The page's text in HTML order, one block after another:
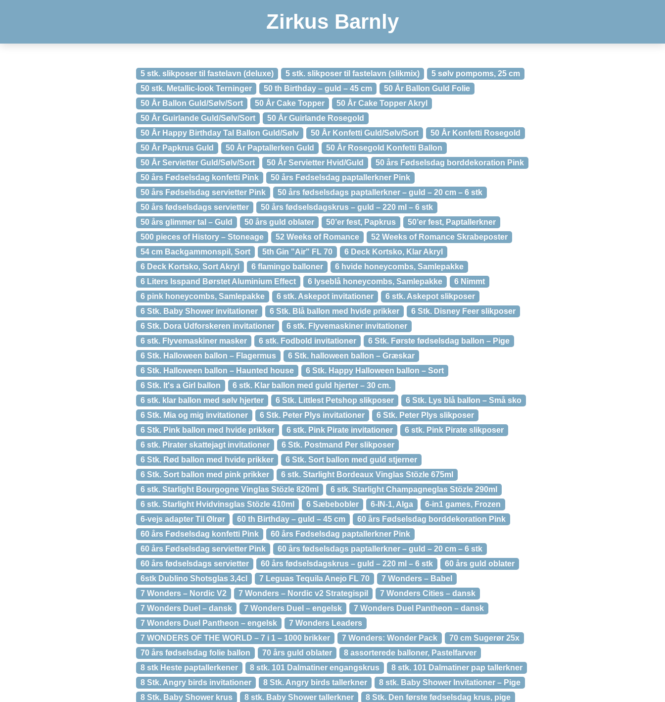
Zirkus Barnly
5 stk. slikposer til fastelavn (deluxe) 5 stk. slikposer til fastelavn (slikmix)
5 sølv pompoms, 25 cm
50 stk. Metallic-look Terninger
50 th Birthday – guld – 45 cm
50 År Ballon Guld Folie
50 År Ballon Guld/Sølv/Sort
50 År Cake Topper
50 År Cake Topper Akryl
50 År Guirlande Guld/Sølv/Sort
50 År Guirlande Rosegold
50 År Happy Birthday Tal Ballon Guld/Sølv
50 År Konfetti Guld/Sølv/Sort
50 År Konfetti Rosegold
50 År Papkrus Guld
50 År Paptallerken Guld
50 År Rosegold Konfetti Ballon
50 År Servietter Guld/Sølv/Sort
50 År Servietter Hvid/Guld
50 års Fødselsdag borddekoration Pink
50 års Fødselsdag konfetti Pink
50 års Fødselsdag paptallerkner Pink
50 års Fødselsdag servietter Pink
50 års fødselsdags paptallerkner – guld – 20 cm – 6 stk
50 års fødselsdags servietter
50 års fødselsdagskrus – guld – 220 ml – 6 stk
50 års glimmer tal – Guld
50 års guld oblater 50’er fest, Papkrus
50’er fest, Paptallerkner
500 pieces of History – Stoneage
52 Weeks of Romance
52 Weeks of Romance Skrabeposter
54 cm Backgammonspil, Sort
5th Gin "Air" FL 70
6 Deck Kortsko, Klar Akryl
6 Deck Kortsko, Sort Akryl
6 flamingo balloner
6 hvide honeycombs, Samlepakke
6 Liters Isspand Børstet Aluminium Effect
6 lyseblå honeycombs, Samlepakke
6 Nimmt
6 pink honeycombs, Samlepakke
6 stk. Askepot invitationer
6 stk. Askepot slikposer
6 Stk. Baby Shower invitationer
6 Stk. Blå ballon med hvide prikker
6 Stk. Disney Feer slikposer
6 Stk. Dora Udforskeren invitationer
6 stk. Flyvemaskiner invitationer
6 stk. Flyvemaskiner masker
6 stk. Fodbold invitationer
6 Stk. Første fødselsdag ballon – Pige
6 Stk. Halloween ballon – Flagermus
6 Stk. halloween ballon – Græskar
6 Stk. Halloween ballon – Haunted house
6 Stk. Happy Halloween ballon – Sort
6 Stk. It's a Girl ballon
6 stk. Klar ballon med guld hjerter – 30 cm.
6 stk. klar ballon med sølv hjerter
6 Stk. Littlest Petshop slikposer
6 Stk. Lys blå ballon – Små sko
6 Stk. Mia og mig invitationer
6 Stk. Peter Plys invitationer
6 Stk. Peter Plys slikposer
6 Stk. Pink ballon med hvide prikker
6 stk. Pink Pirate invitationer
6 stk. Pink Pirate slikposer
6 stk. Pirater skattejagt invitationer
6 Stk. Postmand Per slikposer
6 Stk. Rød ballon med hvide prikker
6 Stk. Sort ballon med guld stjerner
6 Stk. Sort ballon med pink prikker
6 stk. Starlight Bordeaux Vinglas Stözle 675ml
6 stk. Starlight Bourgogne Vinglas Stözle 820ml
6 stk. Starlight Champagneglas Stözle 290ml
6 stk. Starlight Hvidvinsglas Stözle 410ml
6 Sæbebobler 6-IN-1, Alga
6-in1 games, Frozen
6-vejs adapter Til Ølrør
60 th Birthday – guld – 45 cm
60 års Fødselsdag borddekoration Pink
60 års Fødselsdag konfetti Pink
60 års Fødselsdag paptallerkner Pink
60 års Fødselsdag servietter Pink
60 års fødselsdags paptallerkner – guld – 20 cm – 6 stk
60 års fødselsdags servietter
60 års fødselsdagskrus – guld – 220 ml – 6 stk
60 års guld oblater
6stk Dublino Shotsglas 3,4cl
7 Leguas Tequila Anejo FL 70
7 Wonders – Babel
7 Wonders – Nordic V2
7 Wonders – Nordic v2 Strategispil
7 Wonders Cities – dansk
7 Wonders Duel – dansk
7 Wonders Duel – engelsk
7 Wonders Duel Pantheon – dansk
7 Wonders Duel Pantheon – engelsk
7 Wonders Leaders
7 WONDERS OF THE WORLD – 7 i 1 – 1000 brikker
7 Wonders: Wonder Pack
70 cm Sugerør 25x
70 års fødselsdag folie ballon
70 års guld oblater
8 assorterede balloner, Pastelfarver
8 stk Heste paptallerkener
8 stk. 101 Dalmatiner engangskrus
8 stk. 101 Dalmatiner pap tallerkner
8 Stk. Angry birds invitationer
8 Stk. Angry birds tallerkner
8 stk. Baby Shower Invitationer – Pige
8 Stk. Baby Shower krus
8 stk. Baby Shower tallerkner
8 Stk. Den første fødselsdag krus, pige